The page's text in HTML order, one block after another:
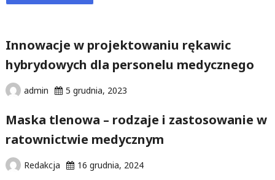
–
rodzaje
i
zastosowanie
w
ratownictwie
Innowacje w projektowaniu rękawic
hybrydowych dla personelu medycznego
admin 5 grudnia, 2023
Maska tlenowa – rodzaje i zastosowanie w
ratownictwie medycznym
Redakcja 16 grudnia, 2024